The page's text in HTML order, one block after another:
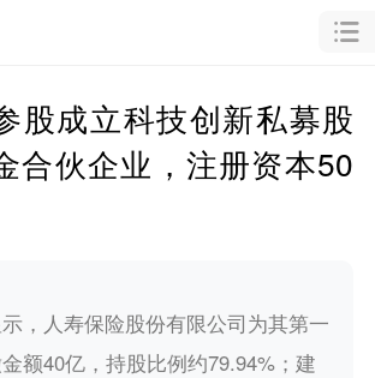
股成立科技创新私募股
合伙企业，注册资本50
，人寿保险股份有限公司为其第一
额40亿，持股比例约79.94%；建